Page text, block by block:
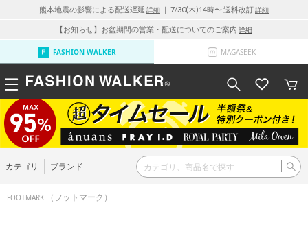
熊本地震の影響による配送遅延 詳細 ｜ 7/30(木)14時〜 送料改訂詳細
【お知らせ】お盆期間の営業・配送についてのご案内 詳細
FASHION WALKER MAGASEEK
カテゴリ ブランド
FOOTMARK （フットマーク）